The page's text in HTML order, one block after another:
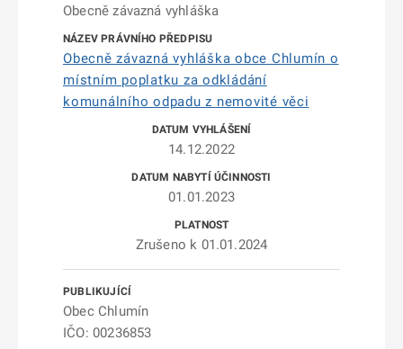
Obecně závazná vyhláška
Obecně závazná vyhláška obce Chlumín o
místním poplatku za odkládání
komunálního odpadu z nemovité věci
14.12.2022
01.01.2023
Zrušeno k 01.01.2024
Obec Chlumín
IČO: 00236853